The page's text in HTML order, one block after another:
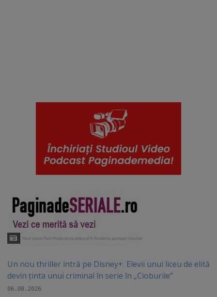
Un nou thriller intră pe Disney+. Elevii unui liceu de elită
devin ținta unui criminal în serie în „Cioburile”
06.08.2026